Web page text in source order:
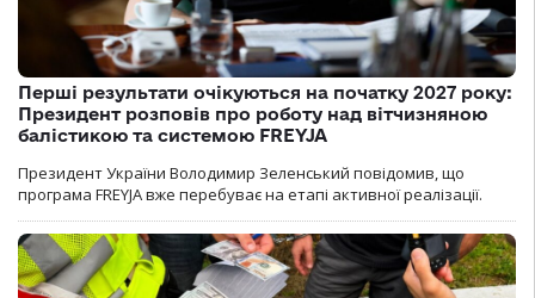
Перші результати очікуються на початку 2027 року:
Президент розповів про роботу над вітчизняною
балістикою та системою FREYJA
Президент України Володимир Зеленський повідомив, що
програма FREYJA вже перебуває на етапі активної реалізації.